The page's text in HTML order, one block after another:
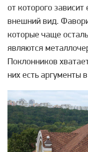
от которого
внешний вид.
которые чаще
являются
Поклонников
них есть аргументы